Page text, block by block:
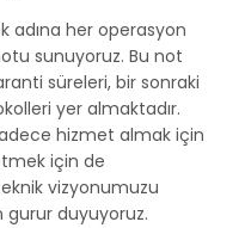
adına her operasyon
sunuyoruz. Bu not
süreleri, bir sonraki
yer almaktadır.
hizmet almak için
için de
vizyonumuzu
gurur duyuyoruz.